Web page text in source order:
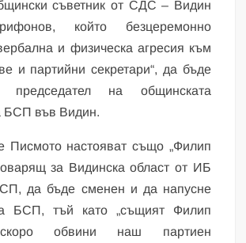
съветник от СДС – Видин
който безцеремонно
и физическа агресия към
и партийни секретари“, да бъде
председател на общинската
БСП във Видин.
Писмото настояват също „Филип
за Видинска област от ИБ
да бъде сменен и да напусне
БСП, тъй като „същият Филип
обвини наш партиен